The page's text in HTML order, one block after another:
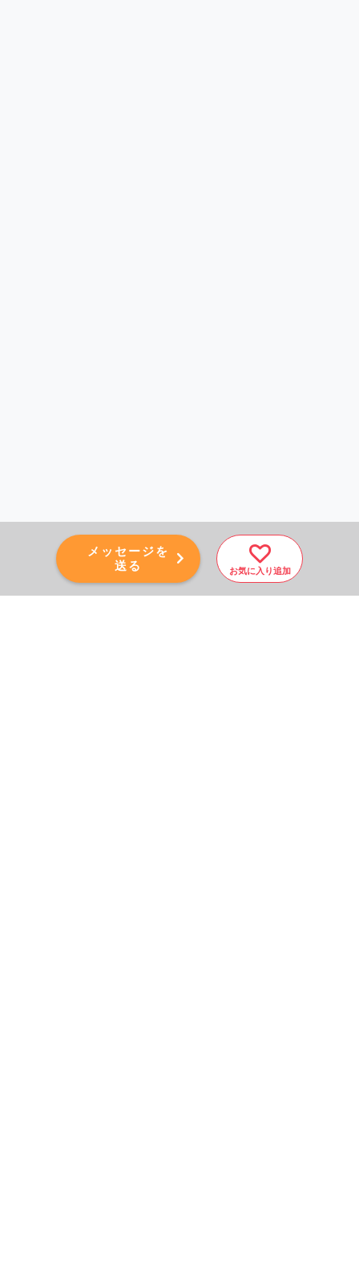
メッセージを
送る
お気に入り追加